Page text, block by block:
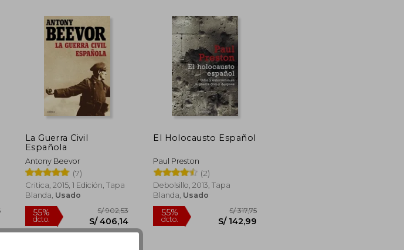
54%
dcto.
S/ 258,21
S/ 117,63
55%
dcto.
La Guerra Civil
Española
Antony Beevor
(7)
Critica, 2015, 1 Edición, Tapa
Blanda, Usado
El Holocausto Español
Paul Preston
(2)
Debolsillo, 2013, Tapa
Blanda, Usado